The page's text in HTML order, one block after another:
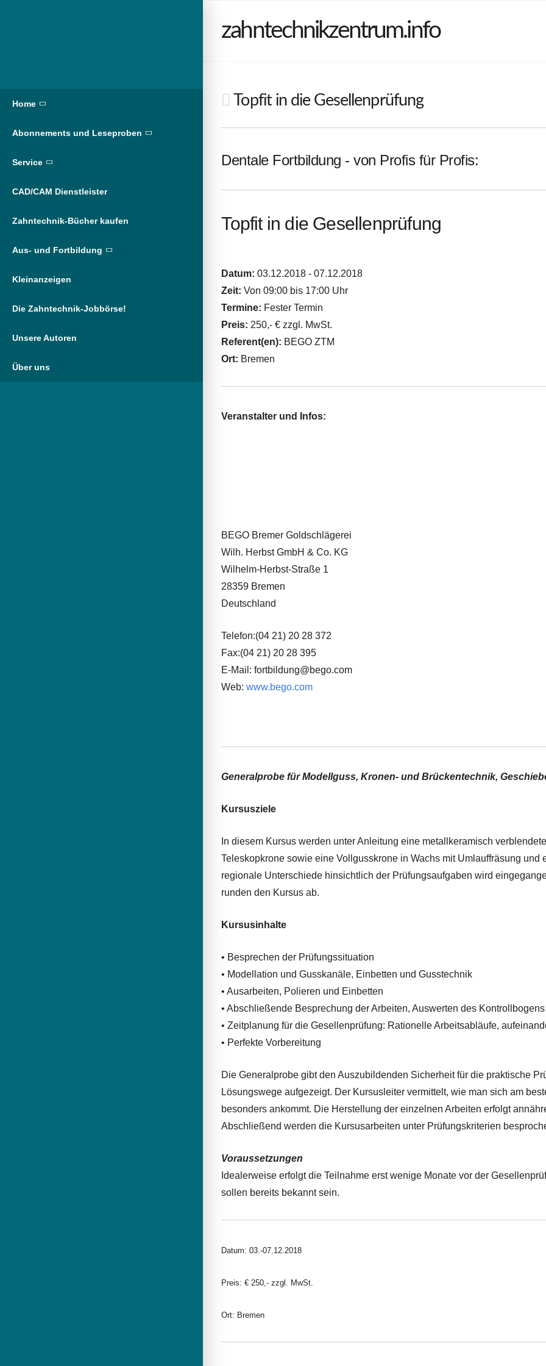
Home
Abonnements und Leseproben
Service
CAD/CAM Dienstleister
Zahntechnik-Bücher kaufen
Aus- und Fortbildung
Kleinanzeigen
Die Zahntechnik-Jobbörse!
Unsere Autoren
Über uns
zahntechnikzentrum.info
Topfit in die Gesellenprüfung
Dentale Fortbildung - von Profis für Profis:
Topfit in die Gesellenprüfung
Datum:03.12.2018 - 07.12.2018
Zeit: Von 09:00 bis 17:00 Uhr
Termine: Fester Termin
Preis: 250,- € zzgl. MwSt.
Referent(en): BEGO ZTM
Ort: Bremen
Veranstalter und Infos:
BEGO Bremer Goldschlägerei
Wilh. Herbst GmbH & Co. KG
Wilhelm-Herbst-Straße 1
28359 Bremen
Deutschland
Telefon:(04 21) 20 28 372
Fax:(04 21) 20 28 395
E-Mail: fortbildung@bego.com
Web:www.bego.com
Generalprobe für Modellguss, Kronen- und Brückentechnik,
Kursusziele
In diesem Kursus werden unter Anleitung eine metallkeramisch
Teleskopkrone sowie eine Vollgusskrone in Wachs mit Umlauffräsung und
regionale Unterschiede hinsichtlich der Prüfungsaufgaben wird
runden den Kursus ab.
Kursusinhalte
• Besprechen der Prüfungssituation
• Modellation und Gusskanäle, Einbetten und Gusstechnik
• Ausarbeiten, Polieren und Einbetten
• Abschließende Besprechung der Arbeiten, Auswerten des Kontrollbogens
• Zeitplanung für die Gesellenprüfung: Rationelle Arbeitsabläufe,
• Perfekte Vorbereitung
Die Generalprobe gibt den Auszubildenden Sicherheit für die praktische
Lösungswege aufgezeigt. Der Kursusleiter vermittelt, wie man sich am
besonders ankommt. Die Herstellung der einzelnen Arbeiten erfolgt
Abschließend werden die Kursusarbeiten unter Prüfungskriterien
Voraussetzungen
Idealerweise erfolgt die Teilnahme erst wenige Monate vor der
sollen bereits bekannt sein.
Datum: 03.-07.12.2018
Preis: € 250,- zzgl. MwSt.
Ort: Bremen